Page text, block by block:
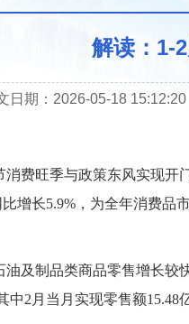
解读：1-
日期：2026-05-18 15:12:20
费旺季与政策东风实现开
增长5.9%，为全年消费品
及制品类商品零售增长较快
2月当月实现零售额15.48